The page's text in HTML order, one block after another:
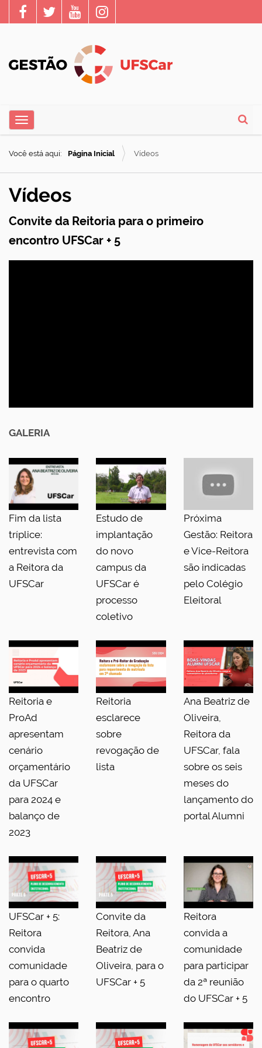
Busca
Toggle navigation
Você está aqui: Página Inicial Vídeos
Vídeos
Convite da Reitoria para o primeiro
encontro UFSCar + 5
GALERIA
Fim da lista
tríplice:
entrevista com
a Reitora da
UFSCar
Estudo de
implantação
do novo
campus da
UFSCar é
processo
coletivo
Próxima
Gestão: Reitora
e Vice-Reitora
são indicadas
pelo Colégio
Eleitoral
Reitoria e
ProAd
apresentam
cenário
orçamentário
da UFSCar
para 2024 e
balanço de
2023
Reitoria
esclarece
sobre
revogação de
lista
Ana Beatriz de
Oliveira,
Reitora da
UFSCar, fala
sobre os seis
meses do
lançamento do
portal Alumni
UFSCar + 5:
Reitora
convida
comunidade
para o quarto
encontro
Convite da
Reitora, Ana
Beatriz de
Oliveira, para o
UFSCar + 5
Reitora
convida a
comunidade
para participar
da 2ª reunião
do UFSCar + 5